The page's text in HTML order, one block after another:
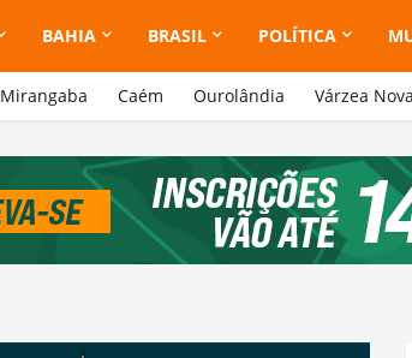
BAHIA BRASIL POLÍTICA
Mirangaba Caém Ourolândia Várzea